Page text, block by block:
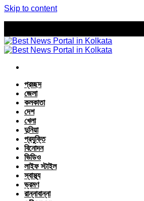
Skip to content
প্রচ্ছদ
জেলা
কলকাতা
দেশ
খেলা
দুনিয়া
প্রযুক্তি
বিনোদন
ভিডিও
লাইফ স্টাইল
স্বাস্থ্য
ভ্রমণ
রান্নাবান্না